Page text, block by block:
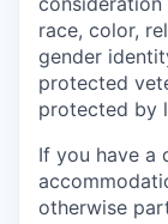
race, color,
gender
protected
protected by
If you have a
otherwise